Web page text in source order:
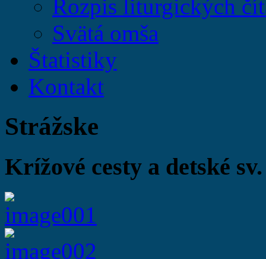
Rozpis liturgických
Svätá omša
Štatistiky
Kontakt
Strážske
Krížové cesty a detské